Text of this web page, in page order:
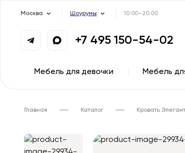
Москва Шоурумы 10:00–20:00
+7 495 150-54-02
Мебель для девочки Мебель
Главная Каталог Кровать